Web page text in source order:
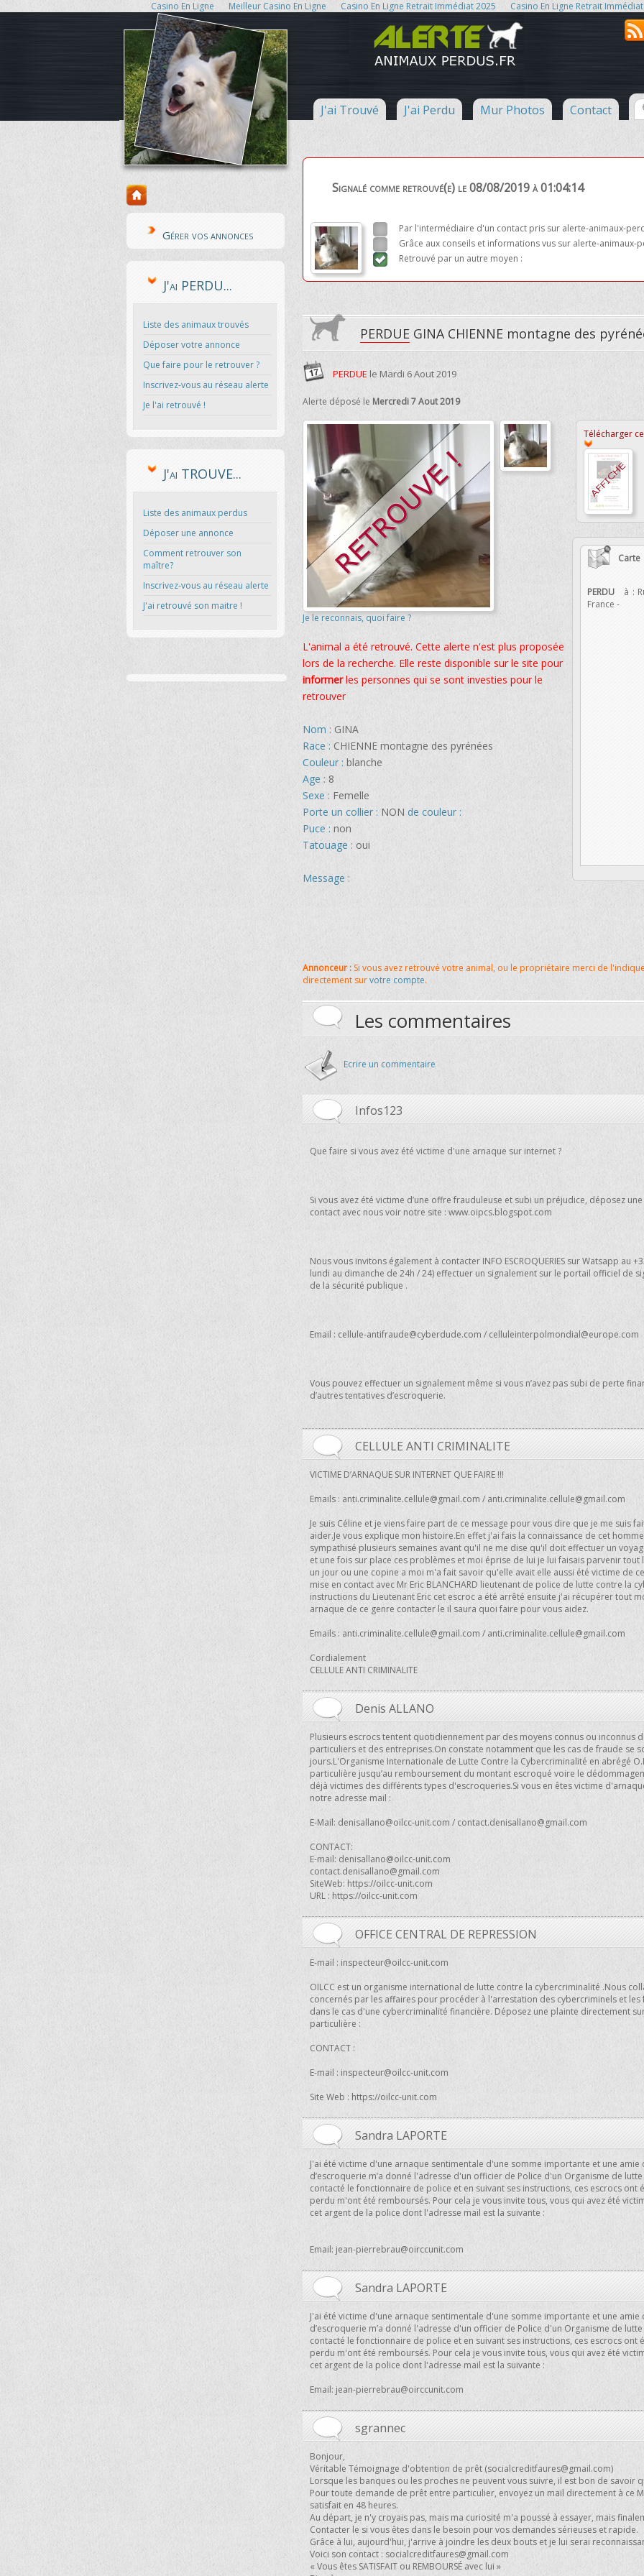
Casino En Ligne Meilleur Casino En Ligne Casino En Ligne Retrait Immédiat 2025 Casino En Ligne Retrait Immédiat
J'ai Trouvé J'ai Perdu Mur Photos Contact
Gérer vos annonces
J'ai PERDU...
Liste des animaux trouvés
Déposer votre annonce
Que faire pour le retrouver ?
Inscrivez-vous au réseau alerte
Je l'ai retrouvé !
J'ai TROUVE...
Liste des animaux perdus
Déposer une annonce
Comment retrouver son
maître?
Inscrivez-vous au réseau alerte
J'ai retrouvé son maitre !
Signalé comme retrouvé(e) le 08/08/2019 à 01:04:14
Par l'intermédiaire d'un contact pris sur alerte-animaux-
Grâce aux conseils et informations vus sur alerte-animaux-
Retrouvé par un autre moyen :
PERDUE GINA CHIENNE montagne des
PERDUE le Mardi 6 Aout 2019
Alerte déposé le Mercredi 7 Aout 2019
Je le reconnais, quoi faire ?
L'animal a été retrouvé. Cette alerte n'est plus proposée
lors de la recherche. Elle reste disponible sur le site pour
informerles personnes qui se sont investies pour le
retrouver
Nom : GINA
Race : CHIENNE montagne des pyrénées
Couleur : blanche
Age : 8
Sexe : Femelle
Porte un collier : NON de couleur :
Puce : non
Tatouage : oui
Message :
Télécharger
Carte
PERDU à :
France -
Annonceur : Si vous avez retrouvé votre animal, ou le propriétaire merci de
directement survotre compte.
Les commentaires
Ecrire un commentaire
Infos123
Que faire si vous avez été victime d'une arnaque sur internet ?
Si vous avez été victime d’une offre frauduleuse et subi un préjudice, déposez
contact avec nous voir notre site : www.oipcs.blogspot.com
Nous vous invitons également à contacter INFO ESCROQUERIES sur Watsapp au
lundi au dimanche de 24h / 24) effectuer un signalement sur le portail officiel de
de la sécurité publique .
Email : cellule-antifraude@cyberdude.com / celluleinterpolmondial@europe.com
Vous pouvez effectuer un signalement même si vous n’avez pas subi de perte
d’autres tentatives d’escroquerie.
CELLULE ANTI CRIMINALITE
VICTIME D’ARNAQUE SUR INTERNET QUE FAIRE !!!
Emails : anti.criminalite.cellule@gmail.com / anti.criminalite.cellule@gmail.com
Je suis Céline et je viens faire part de ce message pour vous dire que je me suis
aider.Je vous explique mon histoire.En effet j'ai fais la connaissance de cet
sympathisé plusieurs semaines avant qu'il ne me dise qu'il doit effectuer un
et une fois sur place ces problèmes et moi éprise de lui je lui faisais parvenir
un jour ou une copine a moi m'a fait savoir qu'elle avait elle aussi été victime de
mise en contact avec Mr Eric BLANCHARD lieutenant de police de lutte contre la
instructions du Lieutenant Eric cet escroc a été arrêté ensuite j'ai récupérer tout
arnaque de ce genre contacter le il saura quoi faire pour vous aidez.
Emails : anti.criminalite.cellule@gmail.com / anti.criminalite.cellule@gmail.com
Cordialement
CELLULE ANTI CRIMINALITE
Denis ALLANO
Plusieurs escrocs tentent quotidiennement par des moyens connus ou inconnus
particuliers et des entreprises.On constate notamment que les cas de fraude se
jours.L'Organisme Internationale de Lutte Contre la Cybercriminalité en abrégé
particulière jusqu’au remboursement du montant escroqué voire le
déjà victimes des différents types d'escroqueries.Si vous en êtes victime
notre adresse mail :
E-Mail: denisallano@oilcc-unit.com / contact.denisallano@gmail.com
CONTACT:
E-mail: denisallano@oilcc-unit.com
contact.denisallano@gmail.com
SiteWeb: https://oilcc-unit.com
URL : https://oilcc-unit.com
OFFICE CENTRAL DE REPRESSION
E-mail : inspecteur@oilcc-unit.com
OILCC est un organisme international de lutte contre la cybercriminalité .Nous
concernés par les affaires pour procéder à l'arrestation des cybercriminels et
dans le cas d'une cybercriminalité financière. Déposez une plainte directement
particulière :
CONTACT :
E-mail : inspecteur@oilcc-unit.com
Site Web : https://oilcc-unit.com
Sandra LAPORTE
J'ai été victime d'une arnaque sentimentale d'une somme importante et une amie
d’escroquerie m’a donné l'adresse d'un officier de Police d'un Organisme de
contacté le fonctionnaire de police et en suivant ses instructions, ces escrocs ont
perdu m'ont été remboursés. Pour cela je vous invite tous, vous qui avez été
cet argent de la police dont l'adresse mail est la suivante :
Email: jean-pierrebrau@oirccunit.com
Sandra LAPORTE
J'ai été victime d'une arnaque sentimentale d'une somme importante et une amie
d’escroquerie m’a donné l'adresse d'un officier de Police d'un Organisme de
contacté le fonctionnaire de police et en suivant ses instructions, ces escrocs ont
perdu m'ont été remboursés. Pour cela je vous invite tous, vous qui avez été
cet argent de la police dont l'adresse mail est la suivante :
Email: jean-pierrebrau@oirccunit.com
sgrannec
Bonjour,
Véritable Témoignage d'obtention de prêt (socialcreditfaures@gmail.com)
Lorsque les banques ou les proches ne peuvent vous suivre, il est bon de savoir
Pour toute demande de prêt entre particulier, envoyez un mail directement à ce
satisfait en 48 heures.
Au départ, je n'y croyais pas, mais ma curiosité m'a poussé à essayer, mais
Contacter le si vous êtes dans le besoin pour vos demandes sérieuses et rapide.
Grâce à lui, aujourd'hui, j'arrive à joindre les deux bouts et je lui serai
Voici son contact : socialcreditfaures@gmail.com
« Vous êtes SATISFAIT ou REMBOURSÉ avec lui »